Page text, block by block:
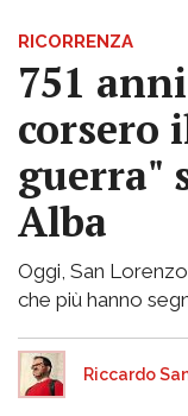
RICORRENZA
751
corsero
guerra"
Alba
Oggi, San
che più hanno
Riccardo